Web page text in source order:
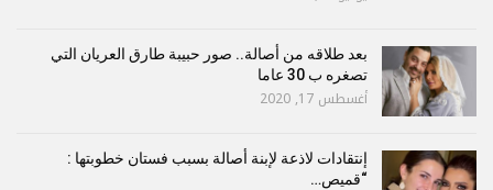
بعد طلاقه من أصالة.. صور حبيبة طارق العريان التي
تصغره ب 30 عاما
أغسطس 17, 2020
إنتقادات لاذعة لإبنة أصالة بسبب فستان خطوبتها :
“قميص…